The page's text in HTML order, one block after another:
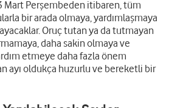
Mart Perşembeden itibaren, tüm
bir arada olmaya, yardımlaşmaya
Oruç tutan ya da tutmayan
daha sakin olmaya ve
etmeye daha fazla önem
ayı oldukça huzurlu ve bereketli bir